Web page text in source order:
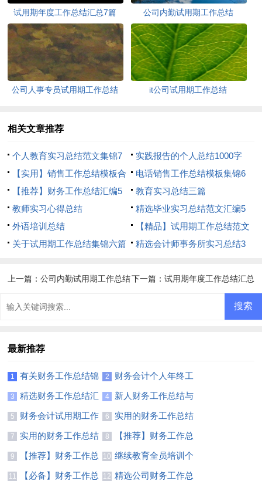
试用期年度工作总结汇总7篇 公司内勤试用期工作总结
公司人事专员试用期工作总结 it公司试用期工作总结
相关文章推荐
个人教育实习总结范文集锦7
篇
实践报告的个人总结1000字
【实用】销售工作总结模板合
集8篇
电话销售工作总结模板集锦6
篇
【推荐】财务工作总结汇编5
篇
教育实习总结三篇
教师实习心得总结
精选毕业实习总结范文汇编5
篇
外语培训总结
【精品】试用期工作总结范文
汇总九篇
关于试用期工作总结集锦六篇
精选会计师事务所实习总结3
上一篇：公司内勤试用期工作总结下一篇： 试用期年度工作总结汇总
最新推荐
1
有关财务工作总结锦
集十篇
2
财务会计个人年终工
作总结
3
精选财务工作总结汇
编五篇
4
新人财务工作总结与
计划
5
财务会计试用期工作
总结
6
实用的财务工作总结
模板集合九篇
7
实用的财务工作总结
模板汇编7篇
8
【推荐】财务工作总
结汇编8篇
9
【推荐】财务工作总
结模板锦集8篇
10 继续教育全员培训个
人达标总结
11
【必备】财务工作总
12 精选公司财务工作总